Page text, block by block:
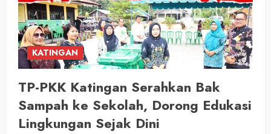
KATINGAN
TP-PKK Katingan Serahkan Bak
Sampah ke Sekolah, Dorong Edukasi
Lingkungan Sejak Dini